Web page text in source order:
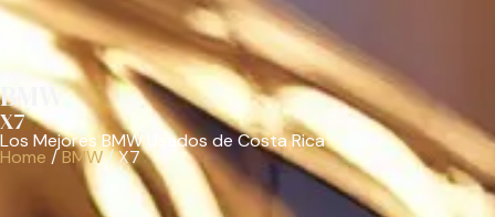
BMW
X7
Los Mejores BMW Usados de Costa Rica
Home /BMW/X7